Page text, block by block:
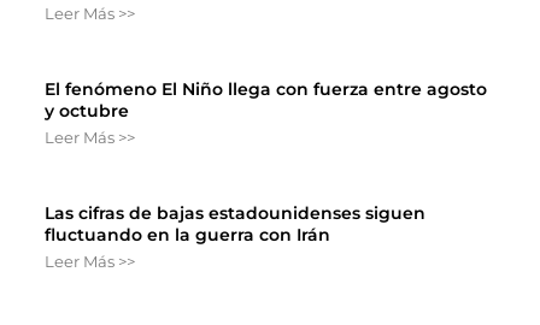
Leer Más >>
El fenómeno El Niño llega con fuerza entre agosto
y octubre
Leer Más >>
Las cifras de bajas estadounidenses siguen
fluctuando en la guerra con Irán
Leer Más >>